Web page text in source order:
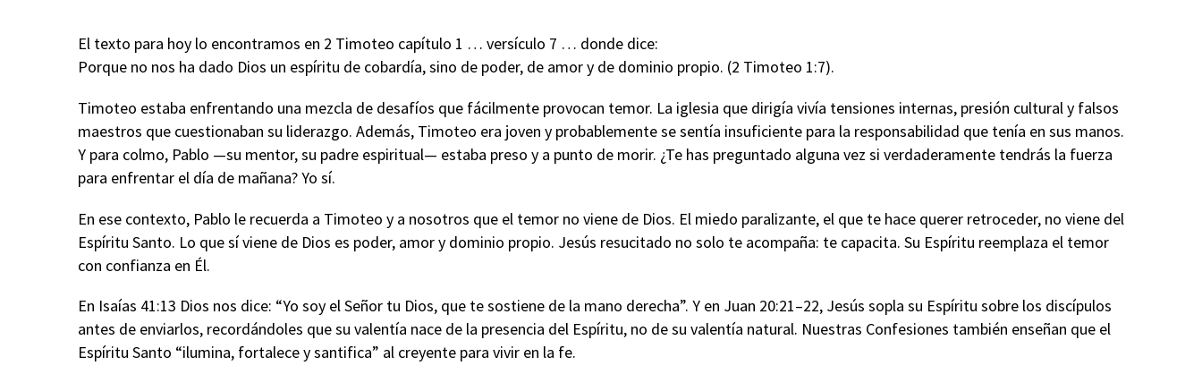
El texto para hoy lo encontramos en 2 Timoteo capítulo 1 … versículo 7 … donde dice:
Porque no nos ha dado Dios un espíritu de cobardía, sino de poder, de amor y de dominio propio. (2 Timoteo 1:7).
Timoteo estaba enfrentando una mezcla de desafíos que fácilmente provocan temor. La iglesia que dirigía vivía tensiones internas, presión cultural y falsos
maestros que cuestionaban su liderazgo. Además, Timoteo era joven y probablemente se sentía insuficiente para la responsabilidad que tenía en sus manos.
Y para colmo, Pablo —su mentor, su padre espiritual— estaba preso y a punto de morir. ¿Te has preguntado alguna vez si verdaderamente tendrás la fuerza
para enfrentar el día de mañana? Yo sí.
En ese contexto, Pablo le recuerda a Timoteo y a nosotros que el temor no viene de Dios. El miedo paralizante, el que te hace querer retroceder, no viene del
Espíritu Santo. Lo que sí viene de Dios es poder, amor y dominio propio. Jesús resucitado no solo te acompaña: te capacita. Su Espíritu reemplaza el temor
con confianza en Él.
En Isaías 41:13 Dios nos dice: “Yo soy el Señor tu Dios, que te sostiene de la mano derecha”. Y en Juan 20:21–22, Jesús sopla su Espíritu sobre los discípulos
antes de enviarlos, recordándoles que su valentía nace de la presencia del Espíritu, no de su valentía natural. Nuestras Confesiones también enseñan que el
Espíritu Santo “ilumina, fortalece y santifica” al creyente para vivir en la fe.